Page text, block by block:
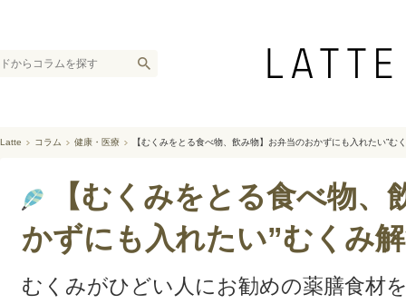
Latte コラム 健康・医療 【むくみをとる食べ物、飲み物】お弁当のおかずにも入れたい”む
【むくみをとる食べ物
かずにも入れたい”むくみ
むくみがひどい人にお勧めの薬膳食材